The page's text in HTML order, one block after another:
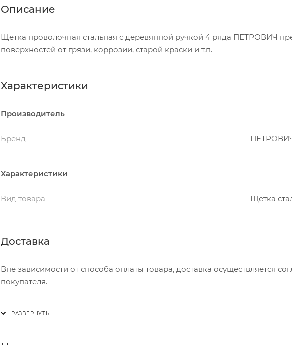
Описание
Щетка проволочная стальная с деревянной ручкой 4 ряда ПЕТРОВИЧ
поверхностей от грязи, коррозии, старой краски и т.п.
Характеристики
Производитель
Бренд
Характеристики
Вид товара Щетка
Доставка
Вне зависимости от способа оплаты товара, доставка осуществляется
покупателя.